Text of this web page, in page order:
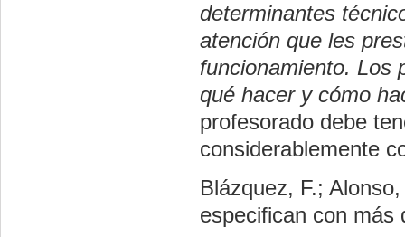
determinantes
atención que les
funcionamiento. Los
qué hacer y cómo
profesorado debe
considerablemente
Blázquez, F.;
especifican con más